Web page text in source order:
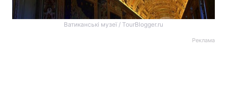
Ватиканські музеї / TourBlogger.ru
Реклама